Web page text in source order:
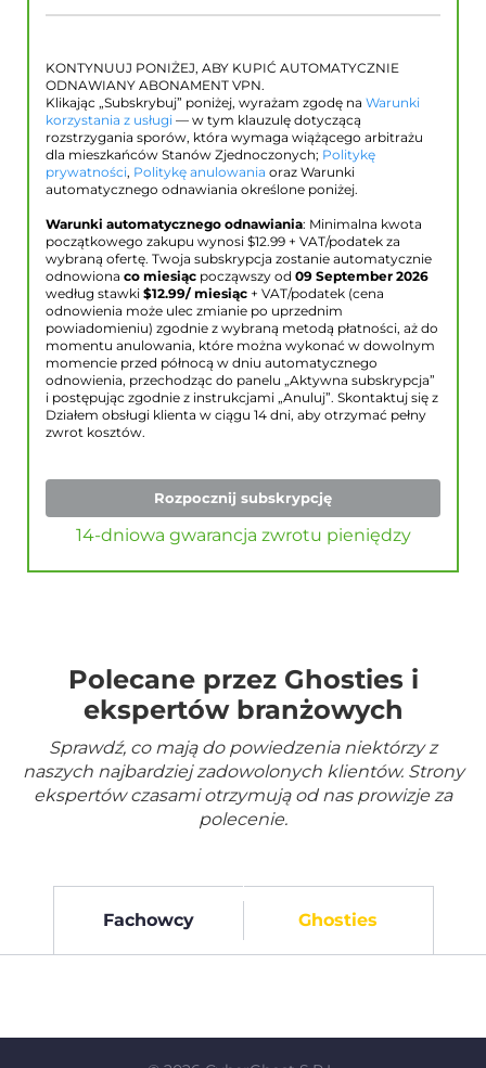
KONTYNUUJ PONIŻEJ, ABY KUPIĆ AUTOMATYCZNIE
ODNAWIANY ABONAMENT VPN.
Klikając „Subskrybuj” poniżej, wyrażam zgodę na Warunki
korzystania z usługi — w tym klauzulę dotyczącą
rozstrzygania sporów, która wymaga wiążącego arbitrażu
dla mieszkańców Stanów Zjednoczonych; Politykę
prywatności, Politykę anulowania oraz Warunki
automatycznego odnawiania określone poniżej.
Warunki automatycznego odnawiania: Minimalna kwota
początkowego zakupu wynosi $12.99 + VAT/podatek za
wybraną ofertę. Twoja subskrypcja zostanie automatycznie
odnowiona co miesiąc począwszy od 09 September 2026
według stawki $12.99/ miesiąc + VAT/podatek (cena
odnowienia może ulec zmianie po uprzednim
powiadomieniu) zgodnie z wybraną metodą płatności, aż do
momentu anulowania, które można wykonać w dowolnym
momencie przed północą w dniu automatycznego
odnowienia, przechodząc do panelu „Aktywna subskrypcja”
i postępując zgodnie z instrukcjami „Anuluj”. Skontaktuj się z
Działem obsługi klienta w ciągu 14 dni, aby otrzymać pełny
zwrot kosztów.
Rozpocznij subskrypcję
14-dniowa gwarancja zwrotu pieniędzy
Polecane przez Ghosties i
ekspertów branżowych
Sprawdź, co mają do powiedzenia niektórzy z
naszych najbardziej zadowolonych klientów. Strony
ekspertów czasami otrzymują od nas prowizje za
polecenie.
Fachowcy Ghosties